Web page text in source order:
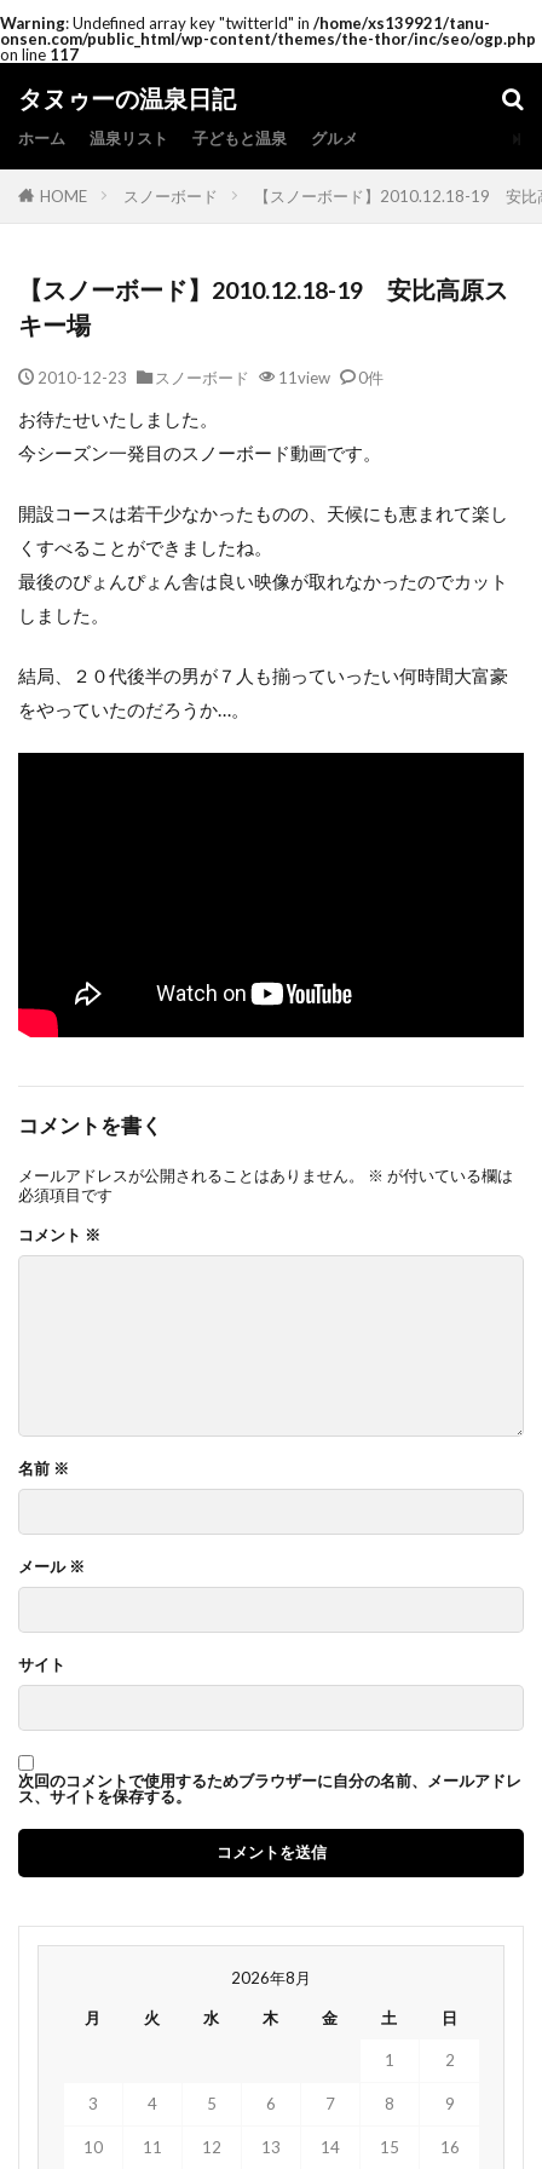
Warning: Undefined array key "twitterId" in /home/xs139921/tanu-
onsen.com/public_html/wp-content/themes/the-thor/inc/seo/ogp.php
on line 117
タヌゥーの温泉日記
ホーム 温泉リスト 子どもと温泉 グルメ
HOME スノーボード 【スノーボード】2010.12.18-19 安比
【スノーボード】2010.12.18-19 安比高原ス
キー場
2010-12-23 スノーボード 11view 0件
お待たせいたしました。
今シーズン一発目のスノーボード動画です。
開設コースは若干少なかったものの、天候にも恵まれて楽し
くすべることができましたね。
最後のぴょんぴょん舎は良い映像が取れなかったのでカット
しました。
結局、２０代後半の男が７人も揃っていったい何時間大富豪
をやっていたのだろうか…。
コメントを書く
メールアドレスが公開されることはありません。 ※ が付いている欄は
必須項目です
コメント ※
名前 ※
メール ※
サイト
次回のコメントで使用するためブラウザーに自分の名前、メールアドレ
ス、サイトを保存する。
2026年8月
月 火 水 木 金 土 日
1 2
3 4 5 6 7 8 9
10 11 12 13 14 15 16